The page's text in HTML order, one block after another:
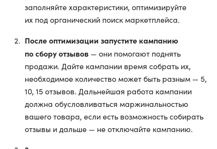
заполняйте характеристики, оптимизируйте
их под органический поиск маркетплейса.
После оптимизации запустите кампанию
по сбору отзывов — они помогают поднять
продажи. Дайте кампании время собрать их,
необходимое количество может быть разным — 5,
10, 15 отзывов. Дальнейшая работа кампании
должна обусловливаться маржинальностью
вашего товара, если есть возможность собирать
отзывы и дальше — не отключайте кампанию.